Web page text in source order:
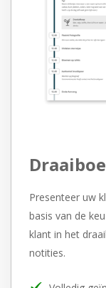
Presenteer uw
basis van de
klant in het
notities.